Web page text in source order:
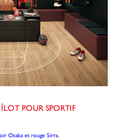
POUR SPORTIF
Osaka et rouge Sirra.